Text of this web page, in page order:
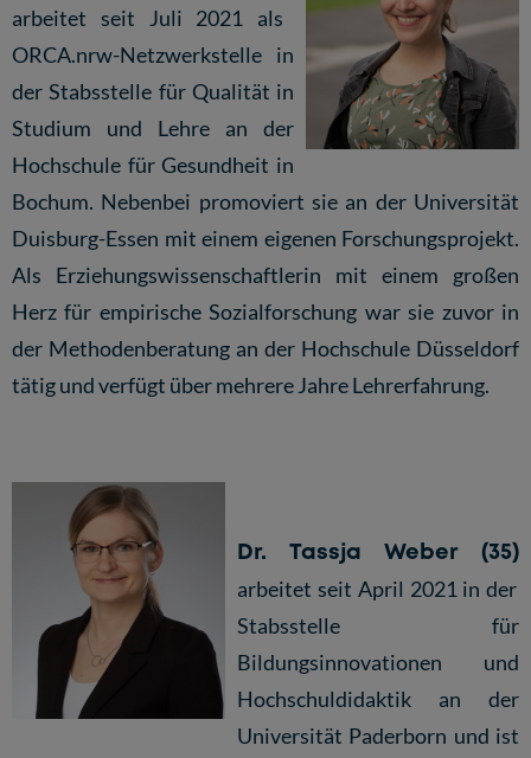
arbeitet seit Juli 2021 als
ORCA.nrw-Netzwerkstelle in
der Stabsstelle für Qualität in
Studium und Lehre an der
Hochschule für Gesundheit in
Bochum. Nebenbei promoviert sie an der Universität
Duisburg-Essen mit einem eigenen Forschungsprojekt.
Als Erziehungswissenschaftlerin mit einem großen
Herz für empirische Sozialforschung war sie zuvor in
der Methodenberatung an der Hochschule Düsseldorf
tätig und verfügt über mehrere Jahre Lehrerfahrung.
Dr. Tassja Weber (35)
arbeitet seit April 2021 in der
Stabsstelle für
Bildungsinnovationen und
Hochschuldidaktik an der
Universität Paderborn und ist